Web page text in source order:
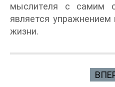
мыслителя с самим
является
жизни.